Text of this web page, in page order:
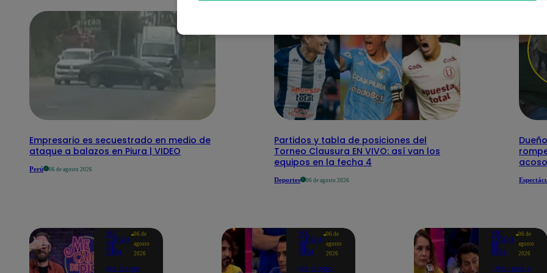
Empresario es secuestrado en medio de
ataque a balazos en Piura | VIDEO
Perú 06 de agosto 2026
Partidos y tabla de posiciones del
Torneo Clausura EN VIVO: así van los
equipos en la fecha 4
Deportes 06 de agosto 2026
ME
CAIGO
DE
RISA
06 de
agosto
2026
Me Caigo
ME
CAIGO
DE
RISA
06 de
agosto
2026
Me Caigo
ME
CAIGO
DE
RISA
06 de
agosto
2026
"¿Por qué a